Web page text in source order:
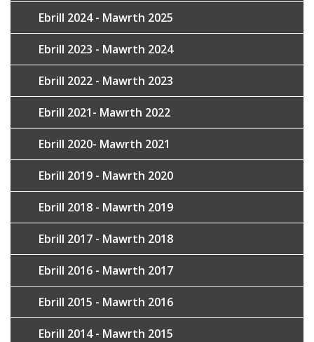
Ebrill 2024 - Mawrth 2025
Ebrill 2023 - Mawrth 2024
Ebrill 2022 - Mawrth 2023
Ebrill 2021- Mawrth 2022
Ebrill 2020- Mawrth 2021
Ebrill 2019 - Mawrth 2020
Ebrill 2018 - Mawrth 2019
Ebrill 2017 - Mawrth 2018
Ebrill 2016 - Mawrth 2017
Ebrill 2015 - Mawrth 2016
Ebrill 2014 - Mawrth 2015